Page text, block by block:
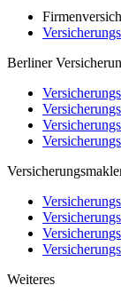
Berliner
Weiteres